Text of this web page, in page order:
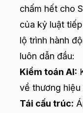
chấm hết cho
của kỷ luật
lộ trình hành
luôn dẫn đầu:
Kiểm toán AI:
về thương hiệu
Tái cấu trúc: